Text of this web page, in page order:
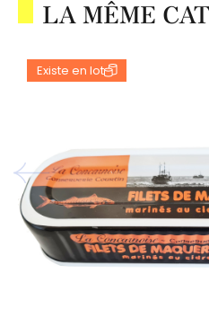
LA MÊME
Existe en lot